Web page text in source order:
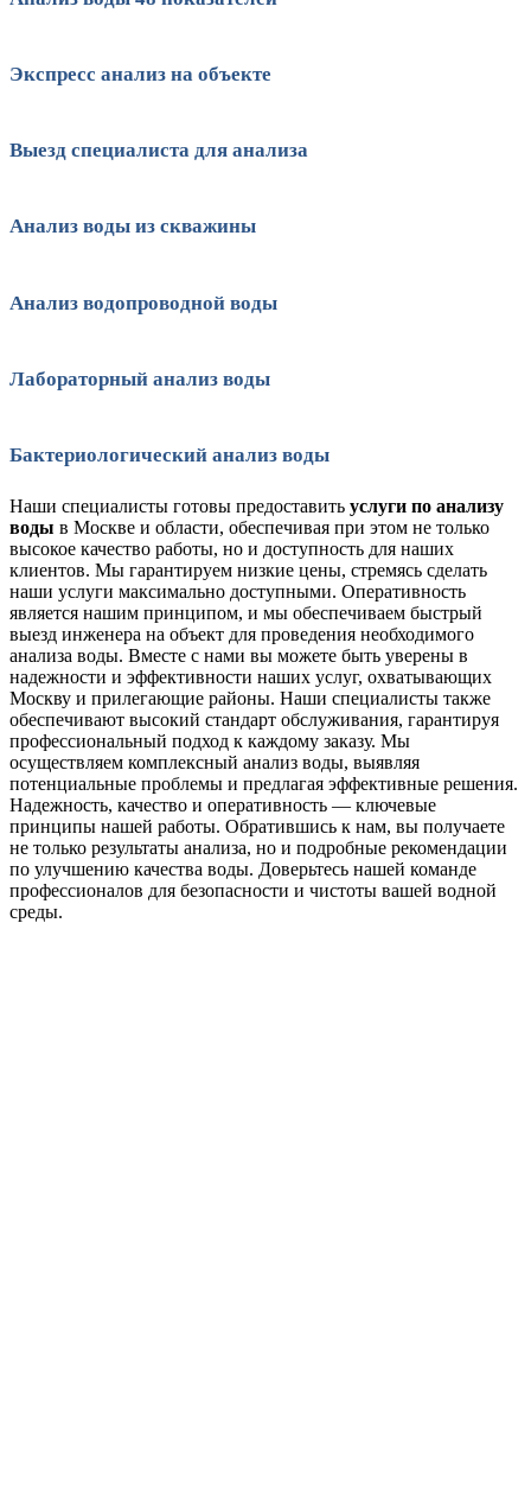
Экспресс анализ на объекте
Выезд специалиста для анализа
Анализ воды из скважины
Анализ водопроводной воды
Лабораторный анализ воды
Бактериологический анализ воды
Наши специалисты готовы предоставить услуги по анализу
воды в Москве и области, обеспечивая при этом не только
высокое качество работы, но и доступность для наших
клиентов. Мы гарантируем низкие цены, стремясь сделать
наши услуги максимально доступными. Оперативность
является нашим принципом, и мы обеспечиваем быстрый
выезд инженера на объект для проведения необходимого
анализа воды. Вместе с нами вы можете быть уверены в
надежности и эффективности наших услуг, охватывающих
Москву и прилегающие районы. Наши специалисты также
обеспечивают высокий стандарт обслуживания, гарантируя
профессиональный подход к каждому заказу. Мы
осуществляем комплексный анализ воды, выявляя
потенциальные проблемы и предлагая эффективные решения.
Надежность, качество и оперативность — ключевые
принципы нашей работы. Обратившись к нам, вы получаете
не только результаты анализа, но и подробные рекомендации
по улучшению качества воды. Доверьтесь нашей команде
профессионалов для безопасности и чистоты вашей водной
среды.